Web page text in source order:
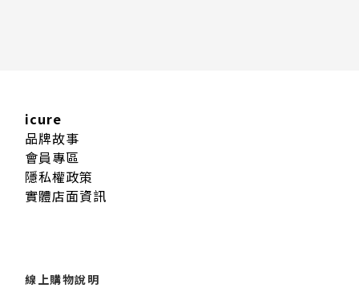
icure
品牌故事
會員專區
隱私權政策
實體店面資訊
線上購物說明